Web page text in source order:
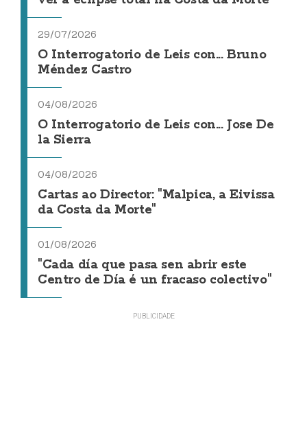
29/07/2026
O Interrogatorio de Leis con... Bruno
Méndez Castro
04/08/2026
O Interrogatorio de Leis con... Jose De
la Sierra
04/08/2026
Cartas ao Director: "Malpica, a Eivissa
da Costa da Morte"
01/08/2026
"Cada día que pasa sen abrir este
Centro de Día é un fracaso colectivo"